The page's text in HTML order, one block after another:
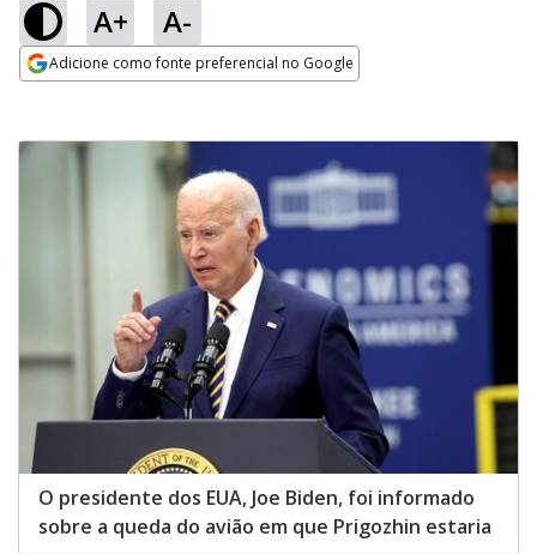
A+ A-
Adicione como fonte preferencial no Google
O presidente dos EUA, Joe Biden, foi informado
sobre a queda do avião em que Prigozhin estaria